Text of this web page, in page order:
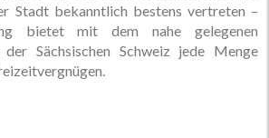
Stadt bekanntlich bestens vertreten –
bietet mit dem nahe gelegenen
Sächsischen Schweiz jede Menge